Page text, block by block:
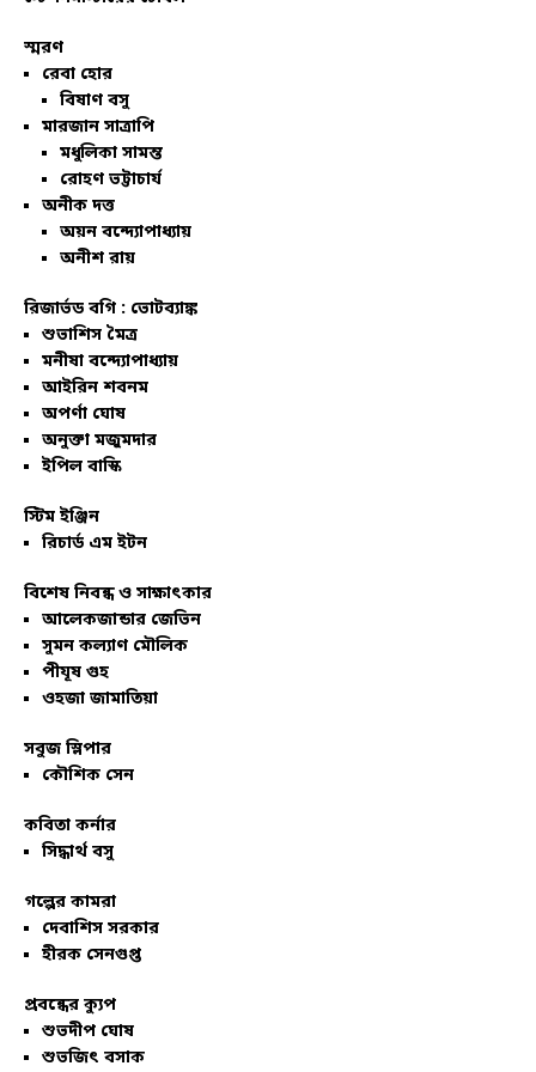
স্মরণ
রেবা হোর
বিষাণ বসু
মারজান সাত্রাপি
মধুলিকা সামন্ত
রোহণ ভট্টাচার্য
অনীক দত্ত
অয়ন বন্দ্যোপাধ্যায়
অনীশ রায়
রিজার্ভড বগি : ভোটব্যাঙ্ক
শুভাশিস মৈত্র
মনীষা বন্দ্যোপাধ্যায়
আইরিন শবনম
অপর্ণা ঘোষ
অনুক্তা মজুমদার
ইপিল বাস্কি
স্টিম ইঞ্জিন
রিচার্ড এম ইটন
বিশেষ নিবন্ধ ও সাক্ষাৎকার
আলেকজান্ডার জেভিন
সুমন কল্যাণ মৌলিক
পীযূষ গুহ
ওহজা জামাতিয়া
সবুজ স্লিপার
কৌশিক সেন
কবিতা কর্নার
সিদ্ধার্থ বসু
গল্পের কামরা
দেবাশিস সরকার
হীরক সেনগুপ্ত
প্রবন্ধের ক্যুপ
শুভদীপ ঘোষ
শুভজিৎ বসাক